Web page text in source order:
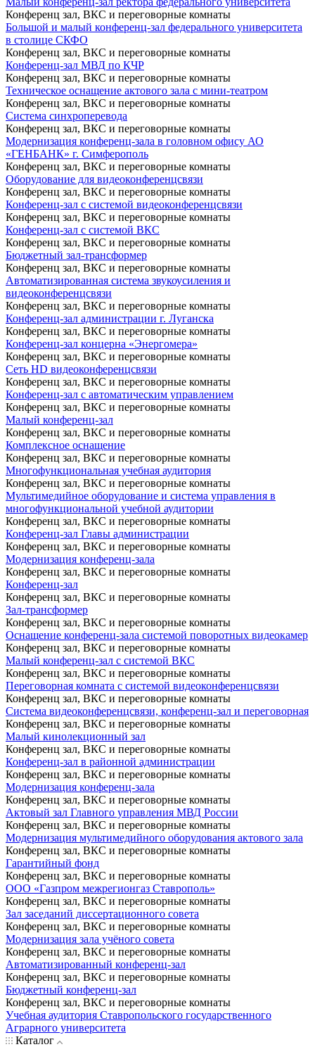
Конференц зал, ВКС и переговорные комнаты
Большой и малый конференц-зал федерального университета
в столице СКФО
Конференц зал, ВКС и переговорные комнаты
Конференц-зал МВД по КЧР
Конференц зал, ВКС и переговорные комнаты
Техническое оснащение актового зала с мини-театром
Конференц зал, ВКС и переговорные комнаты
Система синхроперевода
Конференц зал, ВКС и переговорные комнаты
Модернизация конференц-зала в головном офису АО
«ГЕНБАНК» г. Симферополь
Конференц зал, ВКС и переговорные комнаты
Оборудование для видеоконференцсвязи
Конференц зал, ВКС и переговорные комнаты
Конференц-зал с системой видеоконференцсвязи
Конференц зал, ВКС и переговорные комнаты
Конференц-зал с системой ВКС
Конференц зал, ВКС и переговорные комнаты
Бюджетный зал-трансформер
Конференц зал, ВКС и переговорные комнаты
Автоматизированная система звукоусиления и
видеоконференцсвязи
Конференц зал, ВКС и переговорные комнаты
Конференц-зал администрации г. Луганска
Конференц зал, ВКС и переговорные комнаты
Конференц-зал концерна «Энергомера»
Конференц зал, ВКС и переговорные комнаты
Сеть HD видеоконференцсвязи
Конференц зал, ВКС и переговорные комнаты
Конференц-зал с автоматическим управлением
Конференц зал, ВКС и переговорные комнаты
Малый конференц-зал
Конференц зал, ВКС и переговорные комнаты
Комплексное оснащение
Конференц зал, ВКС и переговорные комнаты
Многофункциональная учебная аудитория
Конференц зал, ВКС и переговорные комнаты
Мультимедийное оборудование и система управления в
многофункциональной учебной аудитории
Конференц зал, ВКС и переговорные комнаты
Конференц-зал Главы администрации
Конференц зал, ВКС и переговорные комнаты
Модернизация конференц-зала
Конференц зал, ВКС и переговорные комнаты
Конференц-зал
Конференц зал, ВКС и переговорные комнаты
Зал-трансформер
Конференц зал, ВКС и переговорные комнаты
Оснащение конференц-зала системой поворотных видеокамер
Конференц зал, ВКС и переговорные комнаты
Малый конференц-зал с системой ВКС
Конференц зал, ВКС и переговорные комнаты
Переговорная комната с системой видеоконференцсвязи
Конференц зал, ВКС и переговорные комнаты
Система видеоконференцсвязи, конференц-зал и переговорная
Конференц зал, ВКС и переговорные комнаты
Малый кинолекционный зал
Конференц зал, ВКС и переговорные комнаты
Конференц-зал в районной администрации
Конференц зал, ВКС и переговорные комнаты
Модернизация конференц-зала
Конференц зал, ВКС и переговорные комнаты
Актовый зал Главного управления МВД России
Конференц зал, ВКС и переговорные комнаты
Модернизация мультимедийного оборудования актового зала
Конференц зал, ВКС и переговорные комнаты
Гарантийный фонд
Конференц зал, ВКС и переговорные комнаты
ООО «Газпром межрегионгаз Ставрополь»
Конференц зал, ВКС и переговорные комнаты
Зал заседаний диссертационного совета
Конференц зал, ВКС и переговорные комнаты
Модернизация зала учёного совета
Конференц зал, ВКС и переговорные комнаты
Автоматизированный конференц-зал
Конференц зал, ВКС и переговорные комнаты
Бюджетный конференц-зал
Конференц зал, ВКС и переговорные комнаты
Учебная аудитория Ставропольского государственного
Аграрного университета
Каталог